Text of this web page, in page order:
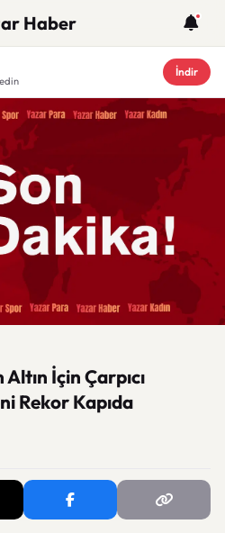
Haber
İndir
İçin Çarpıcı
Rekor Kapıda